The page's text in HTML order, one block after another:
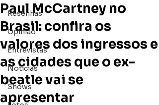
Resenhas
Opinião
Entrevistas
Notícias
Shows
Paul McCartney no
Brasil: confira os
valores dos ingressos e
as cidades que o ex-
beatle vai se
apresentar